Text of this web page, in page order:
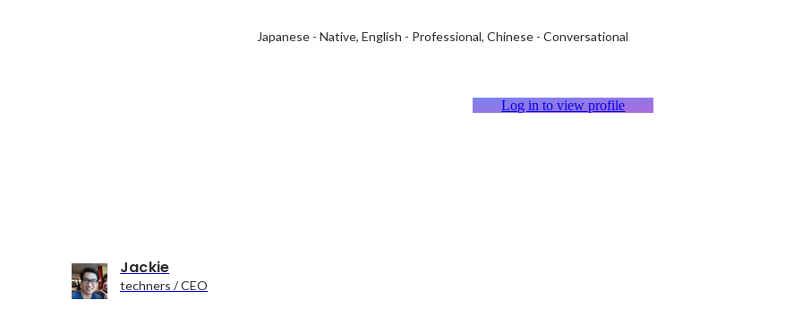
Japanese- Native English - Professional Chinese- Conversational
Log in to view profile
Jackie
techners / CEO